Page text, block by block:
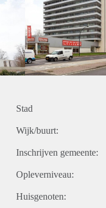
van de Eigenaar
van de Eigenaar
Stad
Wijk/buurt:
Inschrijven gemeente:
Opleverniveau:
Huisgenoten: